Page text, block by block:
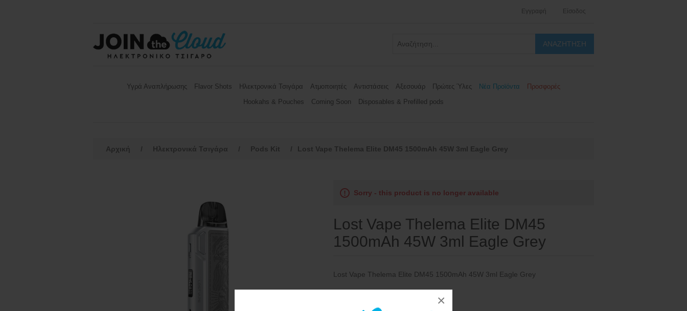
×
Εγγραφή Είσοδος
Υγρά Αναπλήρωσης Flavor Shots Ηλεκτρονικά Τσιγάρα Ατμοποιητές Αντιστάσεις Αξεσουάρ Πρώτες Ύλες Νέα Προϊόντα
Προσφορές
Hookahs & Pouches
Coming Soon Disposables & Prefilled pods
Αρχική / Ηλεκτρονικά Τσιγάρα / Pods Kit / Lost Vape Thelema Elite DM45 1500mAh 45W 3ml Eagle Grey
Sorry - this product is no longer available
Lost Vape Thelema Elite DM45
1500mAh 45W 3ml Eagle Grey
Lost Vape Thelema Elite DM45 1500mAh 45W 3ml Eagle Grey